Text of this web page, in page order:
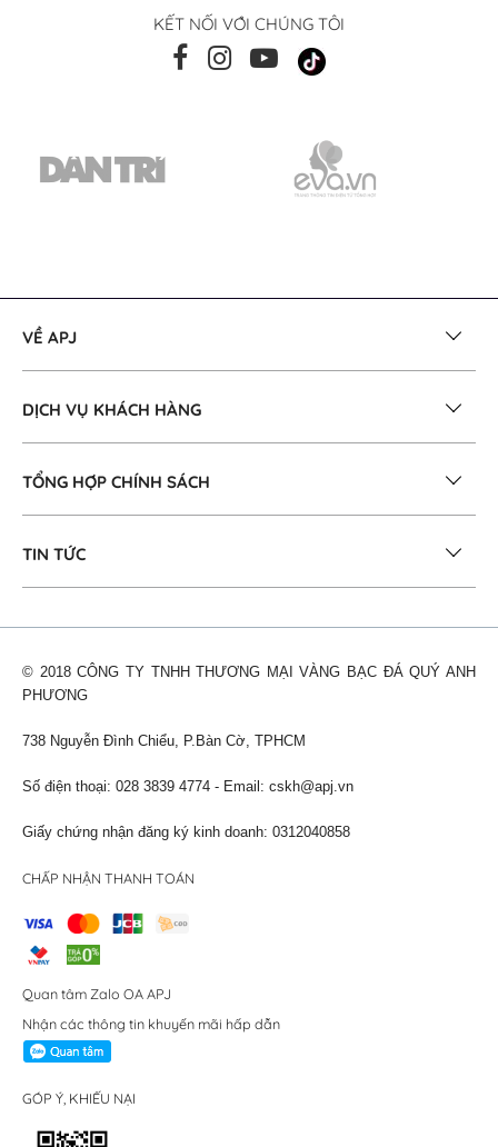
KẾT NỐI VỚI CHÚNG TÔI
VỀ APJ
DỊCH VỤ KHÁCH HÀNG
TỔNG HỢP CHÍNH SÁCH
TIN TỨC
© 2018 CÔNG TY TNHH THƯƠNG MẠI VÀNG BẠC ĐÁ QUÝ ANH
PHƯƠNG
738 Nguyễn Đình Chiểu, P.Bàn Cờ, TPHCM
Số điện thoại: 028 3839 4774 - Email: cskh@apj.vn
Giấy chứng nhận đăng ký kinh doanh: 0312040858
CHẤP NHẬN THANH TOÁN
Quan tâm Zalo OA APJ
Nhận các thông tin khuyến mãi hấp dẫn
GÓP Ý, KHIẾU NẠI